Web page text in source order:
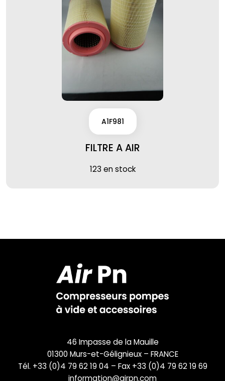
A1F981
FILTRE A AIR
123 en stock
46 Impasse de la Mauille
01300 Murs-et-Gélignieux – FRANCE
Tél. +33 (0)4 79 62 19 04 – Fax +33 (0)4 79 62 19 69
information@airpn.com